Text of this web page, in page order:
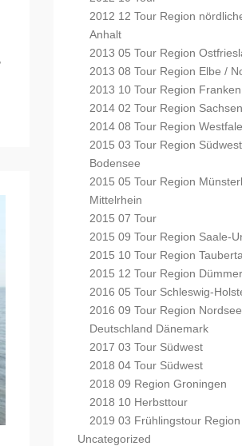
2012 12 Tour Region
Anhalt
2013 05 Tour Region
2013 08 Tour Region Elbe /
2013 10 Tour Region Franken
2014 02 Tour Region Sachsen
2014 08 Tour Region
2015 03 Tour Region
Bodensee
2015 05 Tour Region
Mittelrhein
2015 07 Tour
2015 09 Tour Region Saale-
2015 10 Tour Region
2015 12 Tour Region Dümmer
2016 05 Tour Schleswig-
2016 09 Tour Region
Deutschland Dänemark
2017 03 Tour Südwest
2018 04 Tour Südwest
2018 09 Region Groningen
2018 10 Herbsttour
2019 03 Frühlingstour
Uncategorized